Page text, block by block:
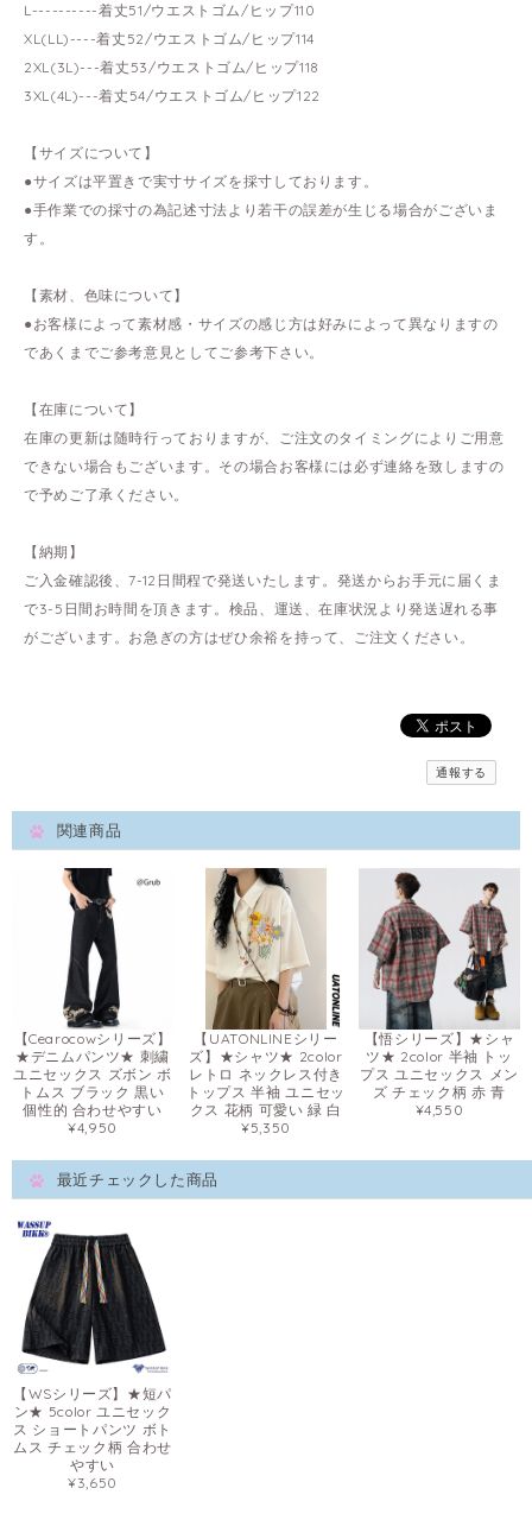
L----------着丈51/ウエストゴム/ヒップ110
XL(LL)----着丈52/ウエストゴム/ヒップ114
2XL(3L)---着丈53/ウエストゴム/ヒップ118
3XL(4L)---着丈54/ウエストゴム/ヒップ122
【サイズについて】
●サイズは平置きで実寸サイズを採寸しております。
●手作業での採寸の為記述寸法より若干の誤差が生じる場合がございま
す。
【素材、色味について】
●お客様によって素材感・サイズの感じ方は好みによって異なりますの
であくまでご参考意見としてご参考下さい。
【在庫について】
在庫の更新は随時行っておりますが、ご注文のタイミングによりご用意
できない場合もございます。その場合お客様には必ず連絡を致しますの
で予めご了承ください。
【納期】
ご入金確認後、7-12日間程で発送いたします。発送からお手元に届くま
で3-5日間お時間を頂きます。検品、運送、在庫状況より発送遅れる事
がございます。お急ぎの方はぜひ余裕を持って、ご注文ください。
通報する
関連商品
【Cearocowシリーズ】
★デニムパンツ★ 刺繍
ユニセックス ズボン ボ
トムス ブラック 黒い
個性的 合わせやすい
¥4,950
【UATONLINEシリー
ズ】★シャツ★ 2color
レトロ ネックレス付き
トップス 半袖 ユニセッ
クス 花柄 可愛い 緑 白
¥5,350
【悟シリーズ】★シャ
ツ★ 2color 半袖 トッ
プス ユニセックス メン
ズ チェック柄 赤 青
¥4,550
最近チェックした商品
【WSシリーズ】★短パ
ン★ 5color ユニセック
ス ショートパンツ ボト
ムス チェック柄 合わせ
やすい
¥3,650